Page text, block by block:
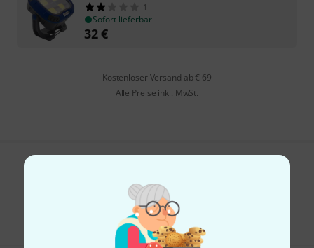
1
Sofort lieferbar
32€
Kostenloser Versand ab € 69
Alle Preise inkl. MwSt.
Hilfe & Feedback